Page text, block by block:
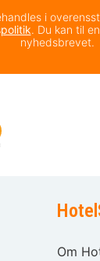
i
. Du kan til
nyhedsbrevet.
Om